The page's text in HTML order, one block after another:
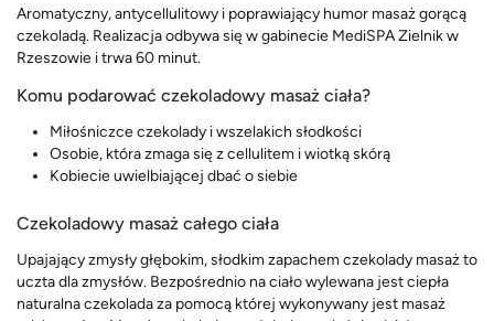
Aromatyczny, antycellulitowy i poprawiający humor masaż gorącą
czekoladą. Realizacja odbywa się w gabinecie MediSPA Zielnik w
Rzeszowie i trwa 60 minut.
Komu podarować czekoladowy masaż ciała?
Miłośniczce czekolady i wszelakich słodkości
Osobie, która zmaga się z cellulitem i wiotką skórą
Kobiecie uwielbiającej dbać o siebie
Czekoladowy masaż całego ciała
Upajający zmysły głębokim, słodkim zapachem czekolady masaż to
uczta dla zmysłów. Bezpośrednio na ciało wylewana jest ciepła
naturalna czekolada za pomocą której wykonywany jest masaż